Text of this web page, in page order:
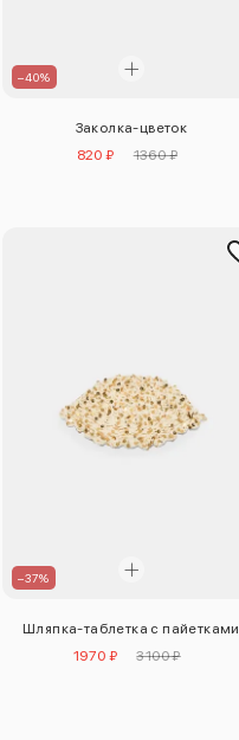
–40%
Заколка-цветок
820 ₽
1360 ₽
–37%
Шляпка-таблетка с пайетками
1970 ₽
3100 ₽